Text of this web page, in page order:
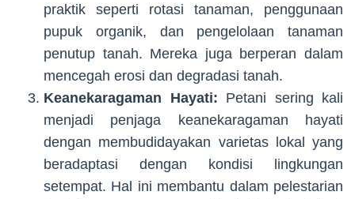
praktik seperti rotasi tanaman, penggunaan
pupuk organik, dan pengelolaan tanaman
penutup tanah. Mereka juga berperan dalam
mencegah erosi dan degradasi tanah.
Keanekaragaman Hayati: Petani sering kali
menjadi penjaga keanekaragaman hayati
dengan membudidayakan varietas lokal yang
beradaptasi dengan kondisi lingkungan
setempat. Hal ini membantu dalam pelestarian